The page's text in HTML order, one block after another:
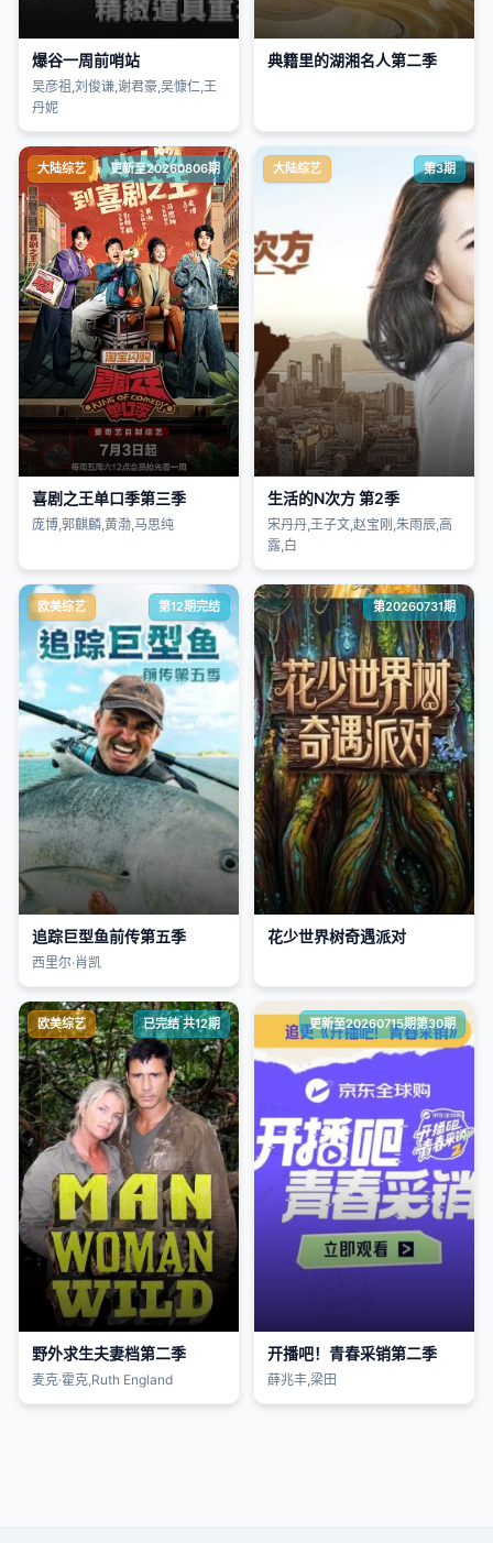
爆谷一周前哨站
吴彦祖,刘俊谦,谢君豪,吴慷仁,王
丹妮
典籍里的湖湘名人第二季
大陆综艺 更新至20260806期
喜剧之王单口季第三季
庞博,郭麒麟,黄渤,马思纯
大陆综艺 第3期
生活的N次方 第2季
宋丹丹,王子文,赵宝刚,朱雨辰,高
露,白
欧美综艺 第12期完结
追踪巨型鱼前传第五季
西里尔·肖凯
第20260731期
花少世界树奇遇派对
欧美综艺 已完结 共12期
野外求生夫妻档第二季
麦克·霍克,Ruth England
更新至20260715期第30期
开播吧！青春采销第二季
薛兆丰,梁田